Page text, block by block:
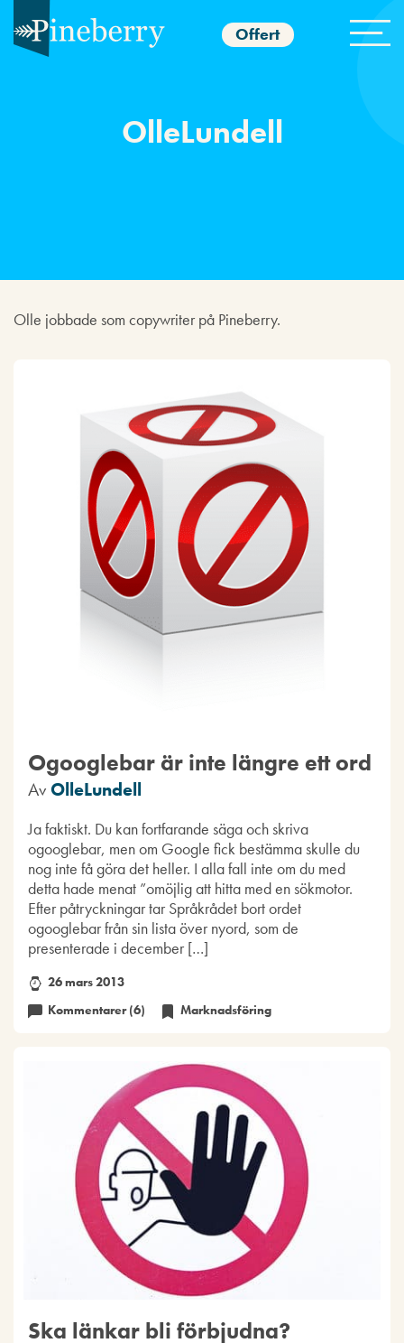
Offert
OlleLundell
Olle jobbade som copywriter på Pineberry.
Ogooglebar är inte längre ett ord
AvOlleLundell
Ja faktiskt. Du kan fortfarande säga och skriva
ogooglebar, men om Google fick bestämma skulle du
nog inte få göra det heller. I alla fall inte om du med
detta hade menat ”omöjlig att hitta med en sökmotor.
Efter påtryckningar tar Språkrådet bort ordet
ogooglebar från sin lista över nyord, som de
presenterade i december […]
26 mars 2013
Kommentarer (6)
Marknadsföring
Ska länkar bli förbjudna?